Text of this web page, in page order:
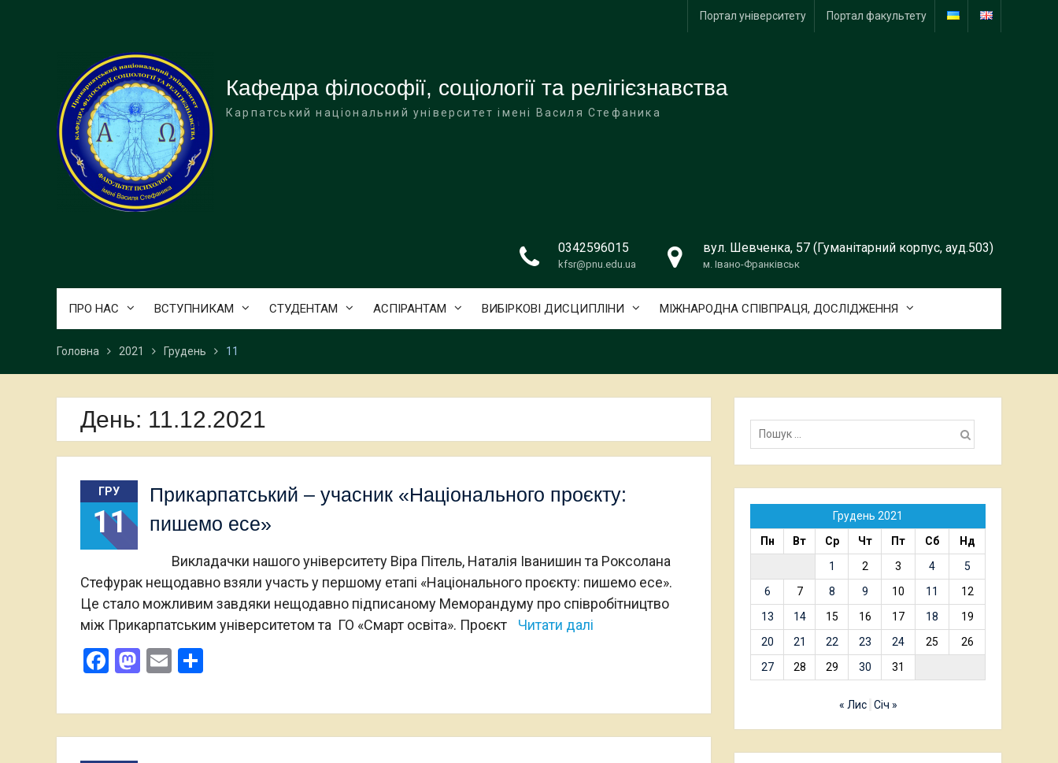
Портал університету Портал факультету
Кафедра філософії, соціології та релігієзнавства
Карпатський національний університет імені Василя Стефаника
0342596015
kfsr@pnu.edu.ua
вул. Шевченка, 57 (Гуманітарний корпус, ауд.503)
м. Івано-Франківськ
ПРО НАС ВСТУПНИКАМ СТУДЕНТАМ АСПІРАНТАМ ВИБІРКОВІ ДИСЦИПЛІНИ МІЖНАРОДНА СПІВПРАЦЯ, ДОСЛІДЖЕННЯ
Головна 2021 Грудень 11
День: 11.12.2021
ГРУ
11
Прикарпатський – учасник «Національного проєкту:
пишемо есе»
Викладачки нашого університету Віра Пітель, Наталія Іванишин та Роксолана
Стефурак нещодавно взяли участь у першому етапі «Національного проєкту: пишемо есе».
Це стало можливим завдяки нещодавно підписаному Меморандуму про співробітництво
між Прикарпатським університетом та ГО «Смарт освіта». Проєкт
Читати далі
Facebook
Mastodon
Email
Пошук:
Грудень 2021
Пн
Вт Ср Чт Пт Сб
Нд
1
2 3 4
5
6
7 8 9 10 11
12
13
14 15 16 17 18
19
20
21 22 23 24 25
26
27
28 29 30 31
« Лис Січ »